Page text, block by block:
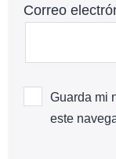
Correo
Guarda mi
este